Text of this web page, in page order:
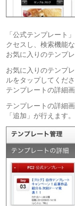
「公式テンプレート
クセスし、検索機能
お気に入りのテンプ
お気に入りのテンプ
ルをタップしてくださ
テンプレートの詳細
テンプレートの詳細
「追加」が行えます。